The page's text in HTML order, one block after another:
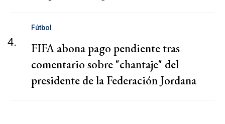
4.
Fútbol
FIFA abona pago pendiente tras
comentario sobre "chantaje" del
presidente de la Federación Jordana